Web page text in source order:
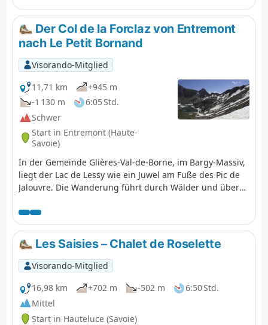
Der Col de la Forclaz von Entremont
nach Le Petit Bornand
Visorando-Mitglied
11,71 km
+945 m
-1 130 m
6:05 Std.
Schwer
Start in Entremont (Haute-
Savoie)
In der Gemeinde Glières-Val-de-Borne, im Bargy-Massiv,
liegt der Lac de Lessy wie ein Juwel am Fuße des Pic de
Jalouvre. Die Wanderung führt durch Wälder und über
Der Start in La Joux und die Rückkehr über die Montagne
de Paradis und Cocogne machen die Besonderheit
dieser Wanderung aus. Man kommt am über 200 Jahre
alten Weiler Les Chalets de Mayse vorbei. Das Chalet de
Lessy liegt am Seeufer hinter dem Col de la Forclaz.
Les Saisies – Chalet de Roselette
Visorando-Mitglied
16,98 km
+702 m -502 m
6:50 Std.
Mittel
Start in Hauteluce (Savoie)